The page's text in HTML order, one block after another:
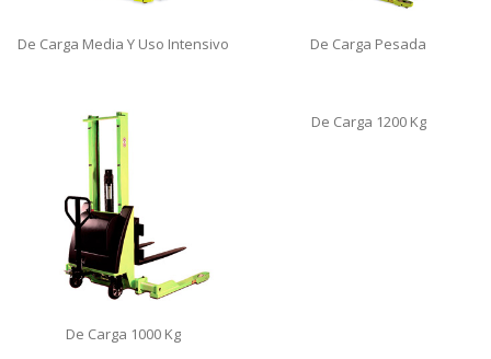
De Carga Media Y Uso Intensivo De Carga Pesada
De Carga 1000 Kg
De Carga 1200 Kg